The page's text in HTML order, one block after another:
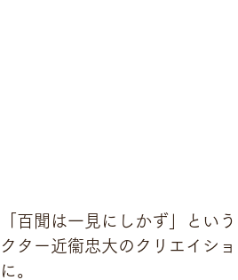
「百聞は一見にしかず」とい
クター近衞忠大のクリエイシ
に。